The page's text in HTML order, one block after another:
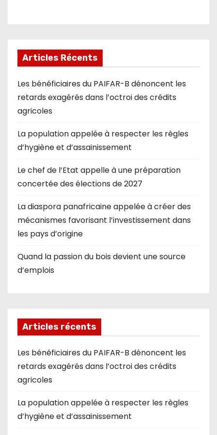
Articles Récents
Les bénéficiaires du PAIFAR-B dénoncent les
retards exagérés dans l’octroi des crédits
agricoles
La population appelée à respecter les règles
d’hygiène et d’assainissement
Le chef de l’Etat appelle à une préparation
concertée des élections de 2027
La diaspora panafricaine appelée à créer des
mécanismes favorisant l’investissement dans
les pays d’origine
Quand la passion du bois devient une source
d’emplois
Articles récents
Les bénéficiaires du PAIFAR-B dénoncent les
retards exagérés dans l’octroi des crédits
agricoles
La population appelée à respecter les règles
d’hygiène et d’assainissement